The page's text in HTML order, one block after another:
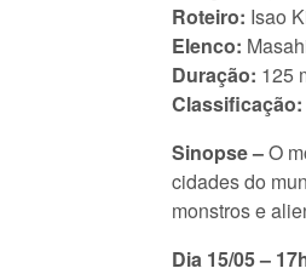
Roteiro: Isao
Elenco:
Duração: 125
Classificação:
Sinopse –O
cidades do
monstros e
Dia 15/05 –